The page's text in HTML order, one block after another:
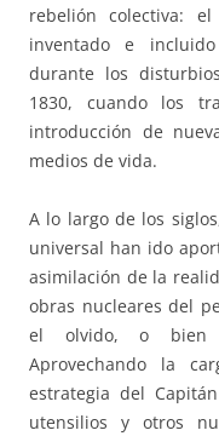
rebelión colectiva:
inventado e
durante los
1830, cuando los
introducción de
medios de vida.
A lo largo de los
universal han ido
asimilación de la
obras nucleares del
el olvido, o bien
Aprovechando la
estrategia del
utensilios y otros